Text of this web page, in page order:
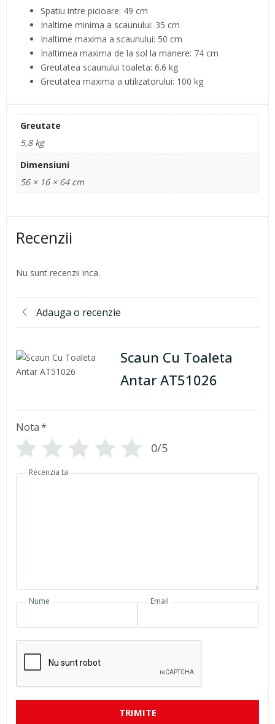
Spatiu intre picioare: 49 cm
Inaltime minima a scaunului: 35 cm
Inaltime maxima a scaunului: 50 cm
Inaltimea maxima de la sol la manere: 74 cm
Greutatea scaunului toaleta: 6.6 kg
Greutatea maxima a utilizatorului: 100 kg
Greutate
5,8 kg
Dimensiuni
56 × 16 × 64 cm
Recenzii
Nu sunt recenzii inca.
Adauga o recenzie
Scaun Cu Toaleta
Antar AT51026
Nota*
0/5
Recenzia ta
Nume Email
TRIMITE